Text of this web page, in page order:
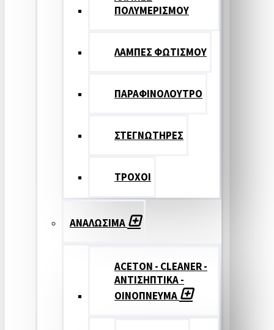
ΠΟΛΥΜΕΡΙΣΜΟΥ
ΛΑΜΠΕΣ ΦΩΤΙΣΜΟΥ
ΠΑΡΑΦΙΝΟΛΟΥΤΡΟ
ΣΤΕΓΝΩΤΗΡΕΣ
ΤΡΟΧΟΙ
ΑΝΑΛΩΣΙΜΑ
ACETON - CLEANER -
ΑΝΤΙΣΗΠΤΙΚΑ -
ΟΙΝΟΠΝΕΥΜΑ